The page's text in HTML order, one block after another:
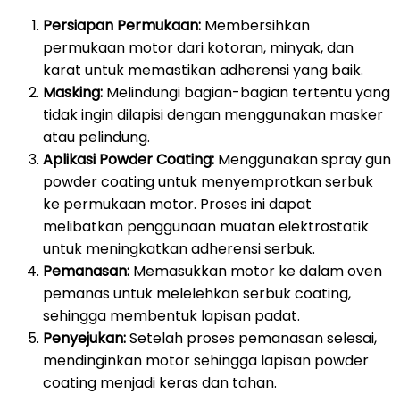
Persiapan Permukaan: Membersihkan
permukaan motor dari kotoran, minyak, dan
karat untuk memastikan adherensi yang baik.
Masking: Melindungi bagian-bagian tertentu yang
tidak ingin dilapisi dengan menggunakan masker
atau pelindung.
Aplikasi Powder Coating: Menggunakan spray gun
powder coating untuk menyemprotkan serbuk
ke permukaan motor. Proses ini dapat
melibatkan penggunaan muatan elektrostatik
untuk meningkatkan adherensi serbuk.
Pemanasan: Memasukkan motor ke dalam oven
pemanas untuk melelehkan serbuk coating,
sehingga membentuk lapisan padat.
Penyejukan:Setelah proses pemanasan selesai,
mendinginkan motor sehingga lapisan powder
coating menjadi keras dan tahan.